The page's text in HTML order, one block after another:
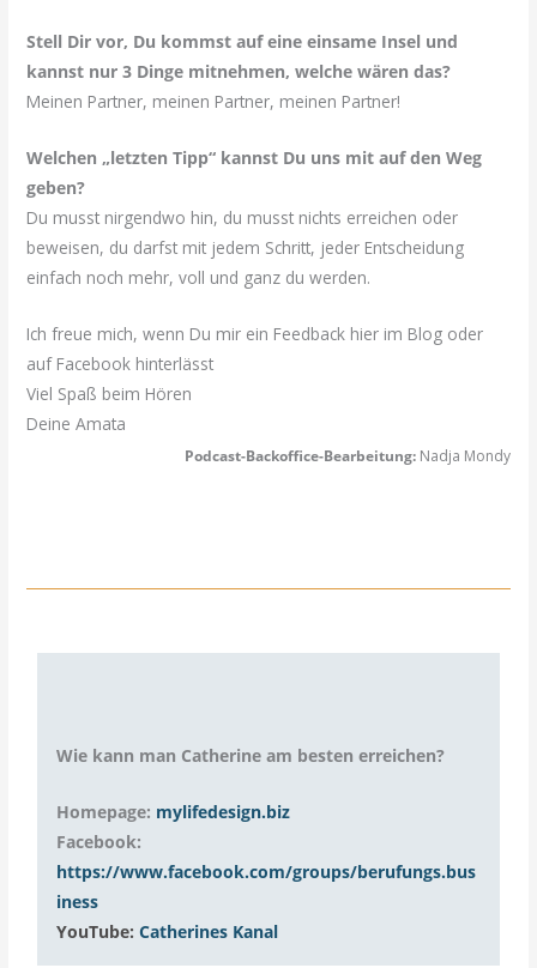
Stell Dir vor, Du kommst auf eine einsame Insel und
kannst nur 3 Dinge mitnehmen, welche wären das?
Meinen Partner, meinen Partner, meinen Partner!
Welchen „letzten Tipp“ kannst Du uns mit auf den Weg
geben?
Du musst nirgendwo hin, du musst nichts erreichen oder
beweisen, du darfst mit jedem Schritt, jeder Entscheidung
einfach noch mehr, voll und ganz du werden.
Ich freue mich, wenn Du mir ein Feedback hier im Blog oder
auf Facebook hinterlässt
Viel Spaß beim Hören
Deine Amata
Podcast-Backoffice-Bearbeitung: Nadja Mondy
Wie kann man Catherine am besten erreichen?
Homepage: mylifedesign.biz
Facebook:
https://www.facebook.com/groups/berufungs.bus
iness
YouTube:Catherines Kanal